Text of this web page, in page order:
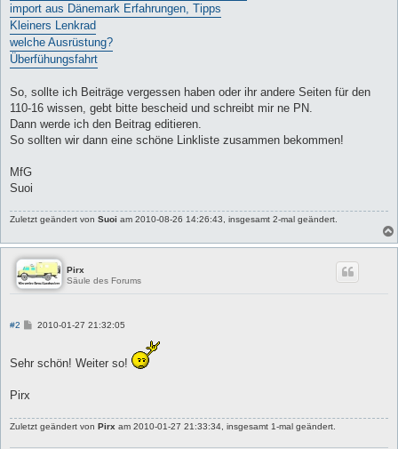
import aus Dänemark Erfahrungen, Tipps
Kleiners Lenkrad
welche Ausrüstung?
Überfühungsfahrt
So, sollte ich Beiträge vergessen haben oder ihr andere Seiten für den
110-16 wissen, gebt bitte bescheid und schreibt mir ne PN.
Dann werde ich den Beitrag editieren.
So sollten wir dann eine schöne Linkliste zusammen bekommen!
MfG
Suoi
Zuletzt geändert von Suoi am 2010-08-26 14:26:43, insgesamt 2-mal geändert.
Pirx
Säule des Forums
#2
B2010-01-27 21:32:05
Sehr schön! Weiter so!
Pirx
Zuletzt geändert von Pirx am 2010-01-27 21:33:34, insgesamt 1-mal geändert.